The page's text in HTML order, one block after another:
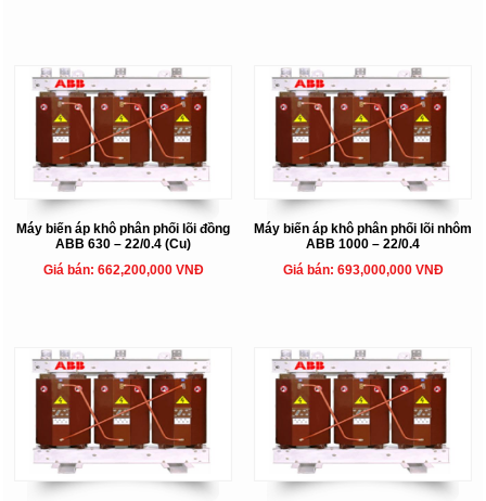
Máy biến áp khô phân phối lõi đồng
ABB 630 – 22/0.4 (Cu)
Giá bán: 662,200,000 VNĐ
Máy biến áp khô phân phối lõi nhôm
ABB 1000 – 22/0.4
Giá bán: 693,000,000 VNĐ